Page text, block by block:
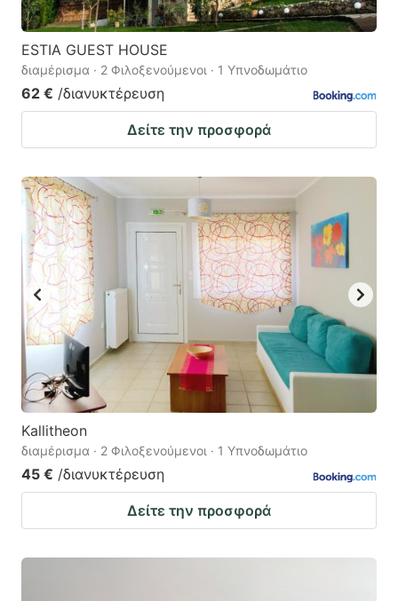
ESTIA GUEST HOUSE
διαμέρισμα · 2 Φιλοξενούμενοι · 1 Υπνοδωμάτιο
62 € /διανυκτέρευση
Δείτε την προσφορά
Kallitheon
διαμέρισμα · 2 Φιλοξενούμενοι · 1 Υπνοδωμάτιο
45 € /διανυκτέρευση
Δείτε την προσφορά